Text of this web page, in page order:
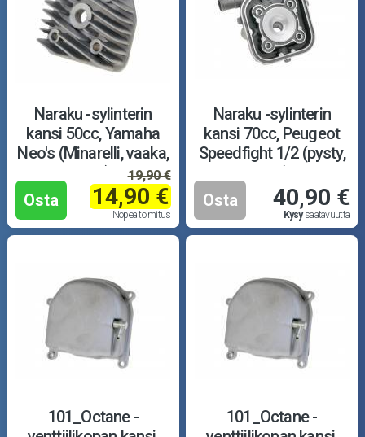
Naraku -sylinterin
kansi 50cc, Yamaha
Neo's (Minarelli, vaaka,
ilma)
Osta
19,90 €
14,90 €
Nopea toimitus
Naraku -sylinterin
kansi 70cc, Peugeot
Speedfight 1/2 (pysty,
vesi)
Osta
40,90 €
Kysysaatavuutta
101_Octane -
101_Octane -